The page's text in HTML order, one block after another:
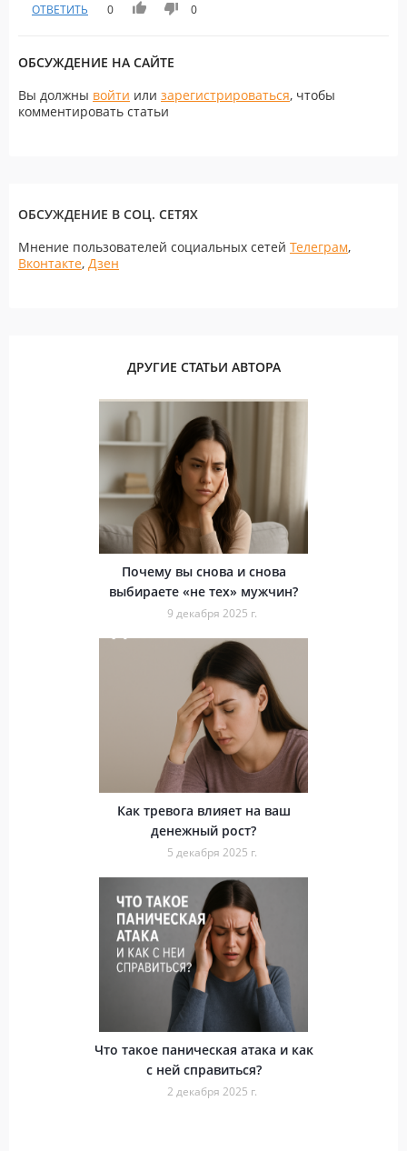
ОТВЕТИТЬ 0 0
ОБСУЖДЕНИЕ НА САЙТЕ
Вы должны войти или зарегистрироваться, чтобы
комментировать статьи
ОБСУЖДЕНИЕ В СОЦ. СЕТЯХ
Мнение пользователей социальных сетей Телеграм,
Вконтакте, Дзен
ДРУГИЕ СТАТЬИ АВТОРА
Почему вы снова и снова
выбираете «не тех» мужчин?
9 декабря 2025 г.
Как тревога влияет на ваш
денежный рост?
5 декабря 2025 г.
Что такое паническая атака и как
с ней справиться?
2 декабря 2025 г.